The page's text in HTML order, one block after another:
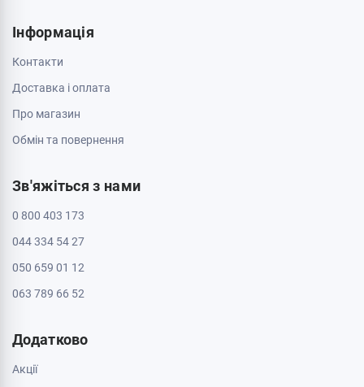
Інформація
Контакти
Доставка і оплата
Про магазин
Обмін та повернення
Зв'яжіться з нами
0 800 403 173
044 334 54 27
050 659 01 12
063 789 66 52
Додатково
Акції